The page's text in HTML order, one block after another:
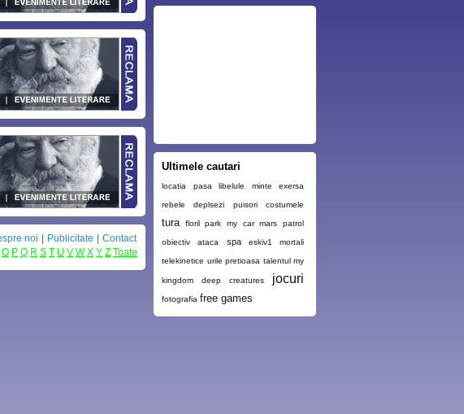
noi Publicitate
Contact
O P Q R S T U V W X Y Z Toate
Ultimele cautari
locatia pasa libelule minte exersa
rebele deplsezi puisori costumele
tura floril park my car mars patrol
obiectiv ataca spa eskiv1 mortali
telekinetice urile pretioasa talentul my
kingdom deep creatures jocuri
fotografia free games